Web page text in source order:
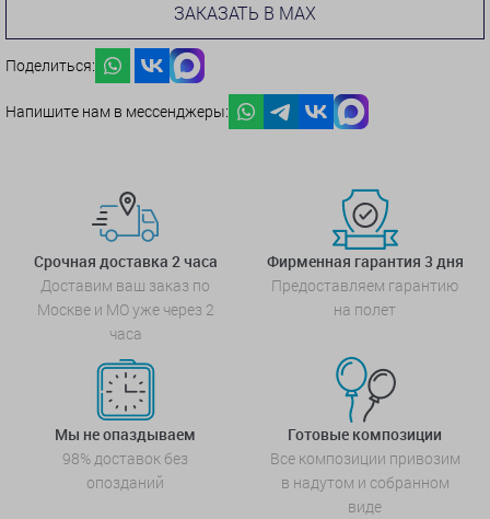
ЗАКАЗАТЬ В MAX
Поделиться:
Напишите нам в мессенджеры:
Срочная доставка 2 часа
Доставим ваш заказ по
Москве и МО уже через 2
часа
Фирменная гарантия 3 дня
Предоставляем гарантию
на полет
Мы не опаздываем
98% доставок без
опозданий
Готовые композиции
Все композиции привозим
в надутом и собранном
виде